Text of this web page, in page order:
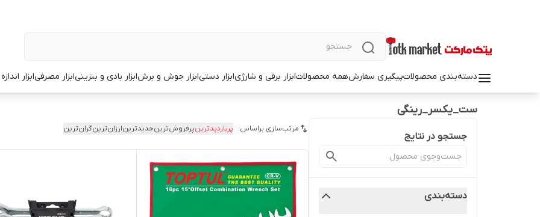
دسته‌بندی محصولاتپیگیری سفارشهمه محصولاتابزار برقی و شارژیابزار دستیابزار جوش و برشابزار بادی و بنزینیابزار مصرفیابزار
ست_یکسر_رینگی
جستجو در نتایج
دسته‌بندی
مرتب‌سازی براساس: پربازدیدترینپرفروش‌ترینجدیدترینارزان‌ترینگران‌ترین